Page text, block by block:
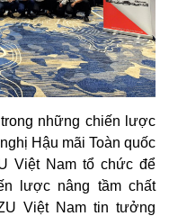
những chiến lược
Hậu mãi Toàn quốc
Việt Nam tổ chức để
lược nâng tầm chất
Việt Nam tin tưởng